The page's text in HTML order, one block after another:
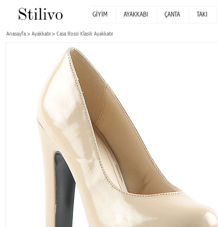
GİYİM AYAKKABI ÇANTA TAKI
Anasayfa Ayakkabı Casa Rossi Klasik Ayakkabı